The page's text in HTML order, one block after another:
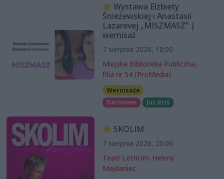
Wystawa Elżbiety
Śnieżewskiej i Anastasii
Lazarevej „MISZMASZ” |
wernisaż
7 sierpnia 2026, 18:00
Miejska Biblioteka Publiczna,
filia nr 54 (ProMedia)
Wernisaże
Darmowe
Już dziś
SKOLIM
7 sierpnia 2026, 20:00
Teatr Letni im. Heleny
Majdaniec